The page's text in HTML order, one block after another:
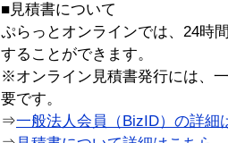
■見積書について
ぷらっとオンラインでは、24時
することができます。
※オンライン見積書発行には、
要です。
⇒一般法人会員（BizID）の詳細